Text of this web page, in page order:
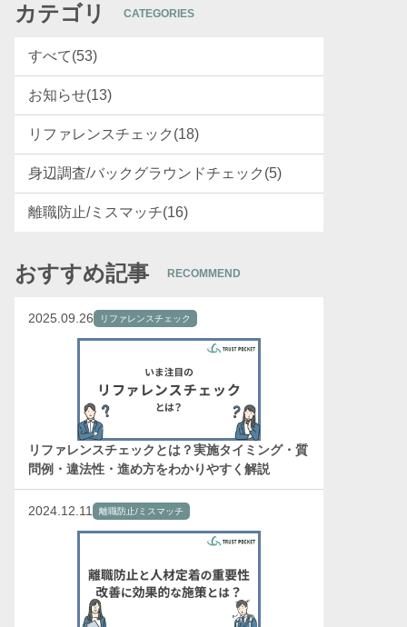
カテゴリ CATEGORIES
すべて(53)
お知らせ(13)
リファレンスチェック(18)
身辺調査/バックグラウンドチェック(5)
離職防止/ミスマッチ(16)
おすすめ記事 RECOMMEND
2025.09.26 リファレンスチェック
リファレンスチェックとは？実施タイミング・質
問例・違法性・進め方をわかりやすく解説
2024.12.11 離職防止/ミスマッチ